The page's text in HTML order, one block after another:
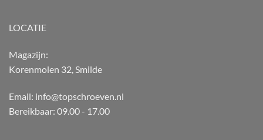
LOCATIE
Magazijn:
Korenmolen 32, Smilde
Email: info@topschroeven.nl
Bereikbaar: 09.00 - 17.00